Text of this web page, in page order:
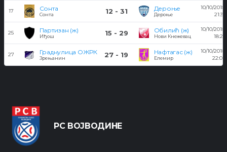
17 Сонта
Сонта 12 - 31 Дероње
Дероње
10/10/2018
21:31
25 Партизан (ж)
Иђош 15 - 29 Обилић (ж)
Нови Кнежевац
10/10/2018
18:21
27 Граднулица ОЖРК
Зрењанин 27 - 19 Нафтагас (ж)
Елемир
10/10/2018
22:05
РС ВОЈВОДИНЕ